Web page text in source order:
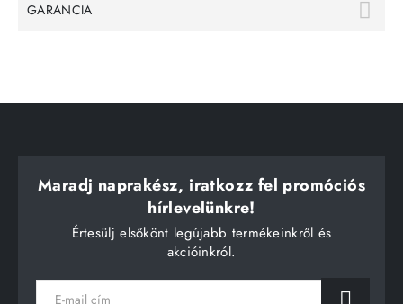
GARANCIA
Maradj naprakész, iratkozz fel promóciós
hírlevelünkre!
Értesülj elsőkönt legújabb termékeinkről és
akcióinkról.
E-
mail